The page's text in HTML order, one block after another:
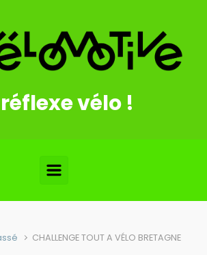
réflexe vélo !
CHALLENGE TOUT A VÉLO BRETAGNE